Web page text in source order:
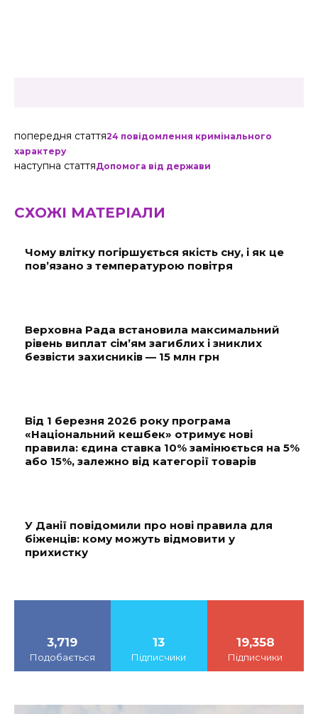
попередня стаття24 повідомлення кримінального
характеру
наступна статтяДопомога від держави
СХОЖІ МАТЕРІАЛИ
Чому влітку погіршується якість сну, і як це
пов’язано з температурою повітря
Верховна Рада встановила максимальний
рівень виплат сім’ям загиблих і зниклих
безвісти захисників — 15 млн грн
Від 1 березня 2026 року програма
«Національний кешбек» отримує нові
правила: єдина ставка 10% замінюється на 5%
або 15%, залежно від категорії товарів
У Данії повідомили про нові правила для
біженців: кому можуть відмовити у
прихистку
3,719
Подобається
13
Підписчики
19,358
Підписчики